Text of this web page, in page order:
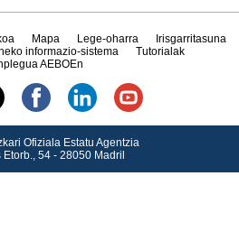
Mapa Lege-oharra
Irisgarritasuna
informazio-sistema
Tutorialak
AEBOEn
Ofiziala Estatu Agentzia
Etorb., 54 - 28050 Madril